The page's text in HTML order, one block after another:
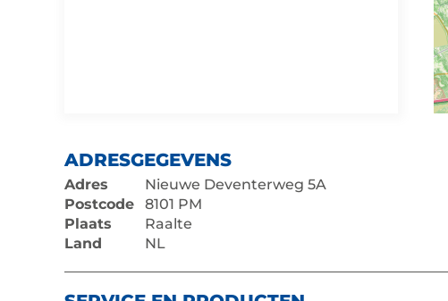
ADRESGEGEVENS
Adres
Nieuwe Deventerweg 5A
Postcode
8101 PM
Plaats
Raalte
Land
NL